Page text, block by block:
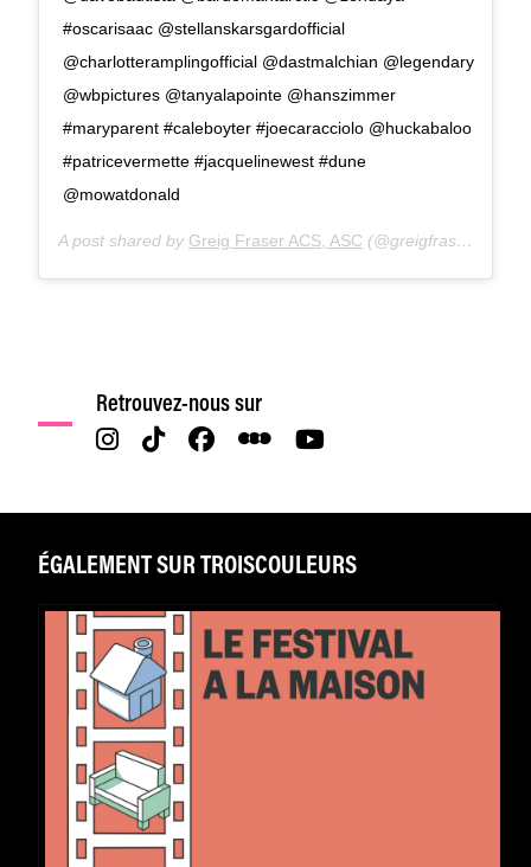
#oscarisaac @stellanskarsgardofficial
@charlotteramplingofficial @dastmalchian @legendary
@wbpictures @tanyalapointe @hanszimmer
#maryparent #caleboyter #joecaracciolo @huckabaloo
#patricevermette #jacquelinewest #dune
@mowatdonald
A post shared by Greig Fraser ACS, ASC (@greigfraser_dp) on
Retrouvez-nous sur
ÉGALEMENT SUR TROISCOULEURS